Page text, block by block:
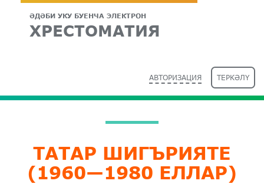
ӘДӘБИ УКУ БУЕНЧА ЭЛЕКТРОН
ХРЕСТОМАТИЯ
АВТОРИЗАЦИЯ ТЕРКӘЛҮ
ТАТАР ШИГЪРИЯТЕ
(1960—1980 ЕЛЛАР)